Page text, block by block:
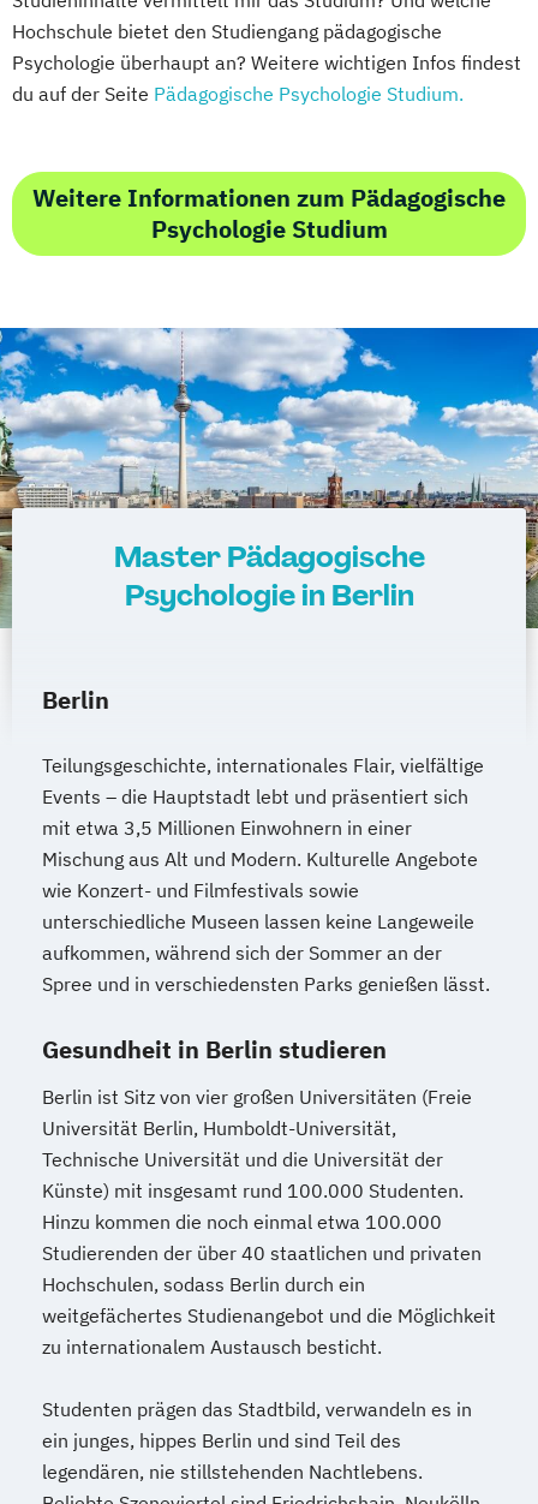
Hochschule bietet den Studiengang pädagogische
Psychologie überhaupt an? Weitere wichtigen Infos findest
du auf der Seite Pädagogische Psychologie Studium.
Weitere Informationen zum Pädagogische
Psychologie Studium
Master Pädagogische
Psychologie in Berlin
Berlin
Teilungsgeschichte, internationales Flair, vielfältige
Events – die Hauptstadt lebt und präsentiert sich
mit etwa 3,5 Millionen Einwohnern in einer
Mischung aus Alt und Modern. Kulturelle Angebote
wie Konzert- und Filmfestivals sowie
unterschiedliche Museen lassen keine Langeweile
aufkommen, während sich der Sommer an der
Spree und in verschiedensten Parks genießen lässt.
Gesundheit in Berlin studieren
Berlin ist Sitz von vier großen Universitäten (Freie
Universität Berlin, Humboldt-Universität,
Technische Universität und die Universität der
Künste) mit insgesamt rund 100.000 Studenten.
Hinzu kommen die noch einmal etwa 100.000
Studierenden der über 40 staatlichen und privaten
Hochschulen, sodass Berlin durch ein
weitgefächertes Studienangebot und die Möglichkeit
zu internationalem Austausch besticht.
Studenten prägen das Stadtbild, verwandeln es in
ein junges, hippes Berlin und sind Teil des
legendären, nie stillstehenden Nachtlebens.